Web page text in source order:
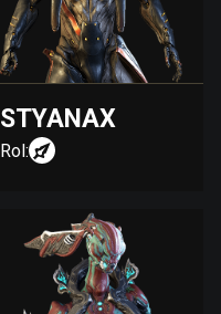
STYANAX
Rol: